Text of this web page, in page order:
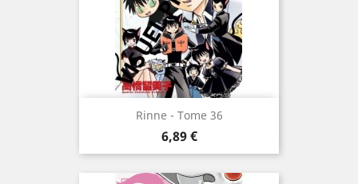
Rinne - Tome 36
Prix
6,89 €